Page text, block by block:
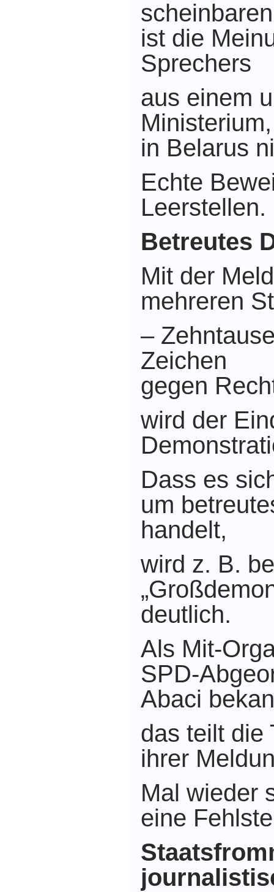
ist die
Sprechers
aus einem
in Belarus
Echte
Leerstellen.
Betreutes
Mit der
mehreren
–
Zeichen
gegen
wird der
Dass es
um
handelt,
wird z. B.
deutlich.
Als Mit-
SPD-
Abaci
das teilt die
ihrer
Mal wieder
eine